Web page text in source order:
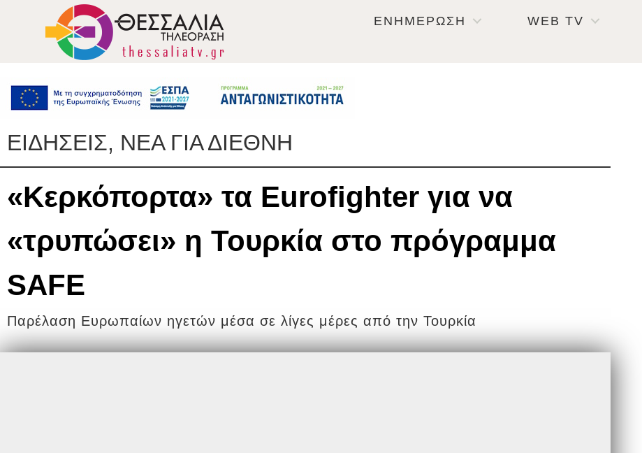
ΕΝΗΜΕΡΩΣΗ WEB TV
ΕΙΔΗΣΕΙΣ, ΝΕΑ ΓΙΑ ΔΙΕΘΝΗ
«Κερκόπορτα» τα Eurofighter για να
«τρυπώσει» η Τουρκία στο πρόγραμμα
SAFE
Παρέλαση Ευρωπαίων ηγετών μέσα σε λίγες μέρες από την Τουρκία